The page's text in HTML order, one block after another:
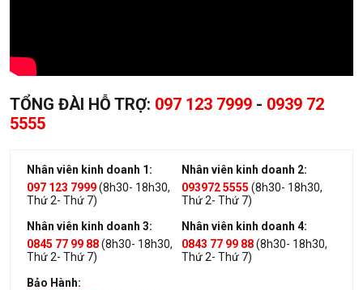
TỔNG ĐÀI HỖ TRỢ: 097 123 7999 - 0939 72
5555
Nhân viên kinh doanh 1:
097 123 7999(8h30- 18h30,
Thứ 2- Thứ 7)
Nhân viên kinh doanh 2:
093972 5555 (8h30- 18h30,
Thứ 2- Thứ 7)
Nhân viên kinh doanh 3:
0845 77 99 88(8h30- 18h30,
Thứ 2- Thứ 7)
Nhân viên kinh doanh 4:
0843 77 99 88(8h30- 18h30,
Thứ 2- Thứ 7)
Bảo Hành: